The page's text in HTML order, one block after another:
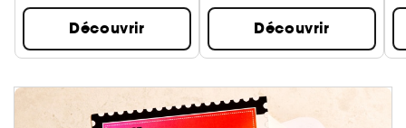
Découvrir Découvrir